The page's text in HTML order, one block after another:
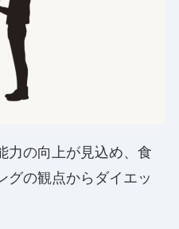
力の向上が見込め、食
グの観点からダイエッ